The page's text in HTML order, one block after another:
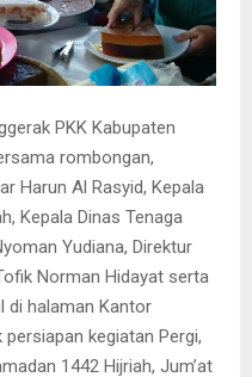
PKK Kabupaten
rombongan,
Harun Al Rasyid, Kepala
Kepala Dinas Tenaga
Yudiana, Direktur
Norman Hidayat serta
di halaman Kantor
kegiatan Pergi,
1442 Hijriah, Jum’at